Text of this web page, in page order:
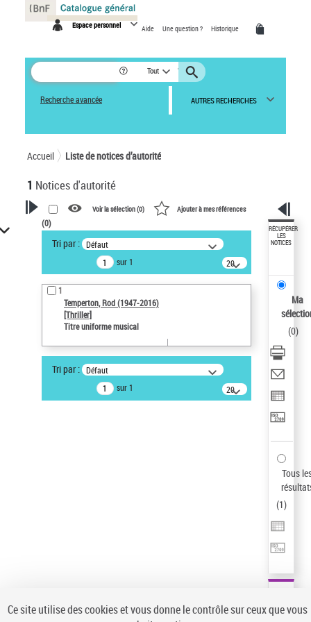
Espace personnel Aide Une question ? Historique
Tout
Recherche avancée AUTRES RECHERCHES
Accueil Liste de notices d’autorité
1 Notices d'autorité
VOTRE RECHERCHE
Recherche avancée dans les
notices d’autorité
Œuvres liées à l'auteur :
Temperton, Rod (1947-2016)
Sauvegarder votre recherche
AFFINER
Type de notice d'autorité
Voir la sélection (0) Ajouter à mes références
(0)
Tri par : Défaut
sur 1
20
résultats/page
1
Temperton, Rod (1947-2016)
[Thriller]
Titre uniforme musical
Tri par : Défaut
sur 1
20
résultats/page
RÉCUPÉRER
LES
NOTICES
Ma
(0)
Tous
(1)
Panneau de gestion des cookies
Ce site utilise des cookies et vous donne le contrôle sur ceux que vous